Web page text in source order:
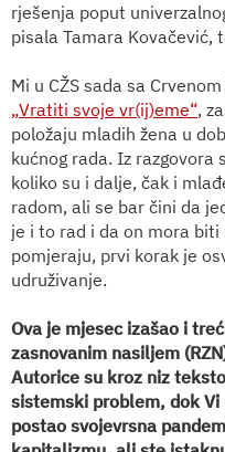
rješenja poput
pisala Tamara Kovačević,
Mi u CŽS sada sa
„Vratiti svoje vr(ij)eme“,
položaju mladih žena u
kućnog rada. Iz razgovora
koliko su i dalje, čak i
radom, ali se bar čini da
je i to rad i da on mora
pomjeraju, prvi korak je
udruživanje.
Ova je mjesec izašao i
zasnovanim nasiljem
Autorice su kroz niz
sistemski problem, dok Vi
postao svojevrsna